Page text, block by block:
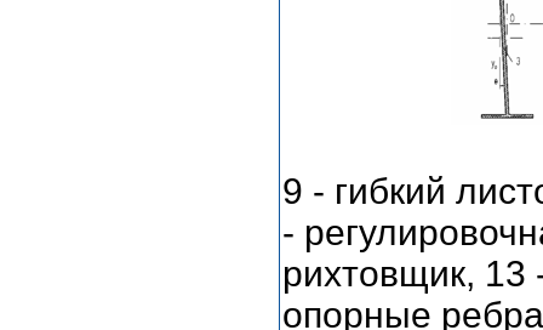
9 - гибкий
-
рихтовщик, 13
опорные